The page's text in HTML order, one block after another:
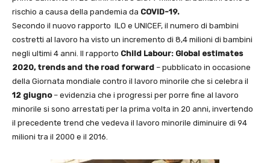
rischio a causa della pandemia da COVID-19.
Secondo il nuovo rapporto ILO e UNICEF, il numero di bambini
costretti al lavoro ha visto un incremento di 8,4 milioni di bambini
negli ultimi 4 anni. Il rapporto Child Labour: Global estimates
2020, trends and the road forward – pubblicato in occasione
della Giornata mondiale contro il lavoro minorile che si celebra il
12 giugno– evidenzia che i progressi per porre fine al lavoro
minorile si sono arrestati per la prima volta in 20 anni, invertendo
il precedente trend che vedeva il lavoro minorile diminuire di 94
milioni tra il 2000 e il 2016.